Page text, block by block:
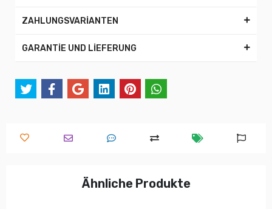
ZAHLUNGSVARİANTEN
GARANTİE UND LİEFERUNG
Ähnliche Produkte